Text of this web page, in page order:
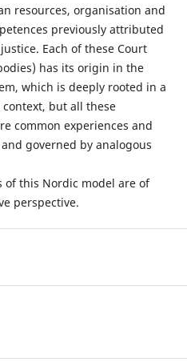
resources, organisation and
previously attributed
Each of these Court
has its origin in the
which is deeply rooted in a
but all these
common experiences and
governed by analogous
this Nordic model are of
perspective.